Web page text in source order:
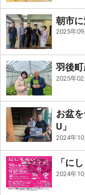
朝市に
2025年09
羽後町
2025年
お盆
U」
2024年10
「に
2024年